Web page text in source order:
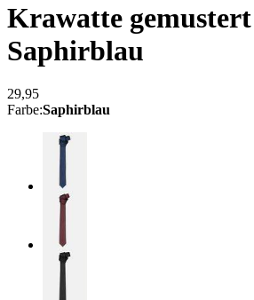
Krawatte gemustert
Saphirblau
29,95
Farbe:Saphirblau